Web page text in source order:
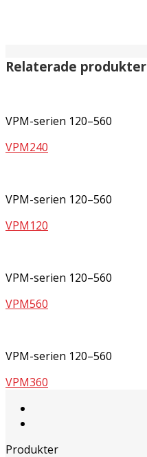
Relaterade produkter
VPM-serien 120–560
VPM240
VPM-serien 120–560
VPM120
VPM-serien 120–560
VPM560
VPM-serien 120–560
VPM360
Produkter